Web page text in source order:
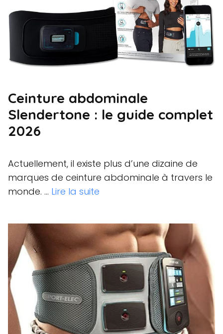
Ceinture abdominale
Slendertone : le guide complet
2026
Actuellement, il existe plus d’une dizaine de
marques de ceinture abdominale à travers le
monde. … Lire la suite